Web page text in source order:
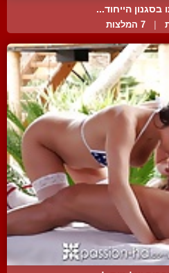
בסגנון הייחוד...
7 המלצות